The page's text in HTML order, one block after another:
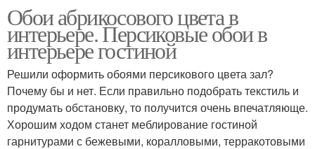
Обои абрикосового цвета в
интерьере. Персиковые обои в
интерьере гостиной
Решили оформить обоями персикового цвета зал?
Почему бы и нет. Если правильно подобрать текстиль и
продумать обстановку, то получится очень впечатляюще.
Хорошим ходом станет меблирование гостиной
гарнитурами с бежевыми, коралловыми, терракотовыми